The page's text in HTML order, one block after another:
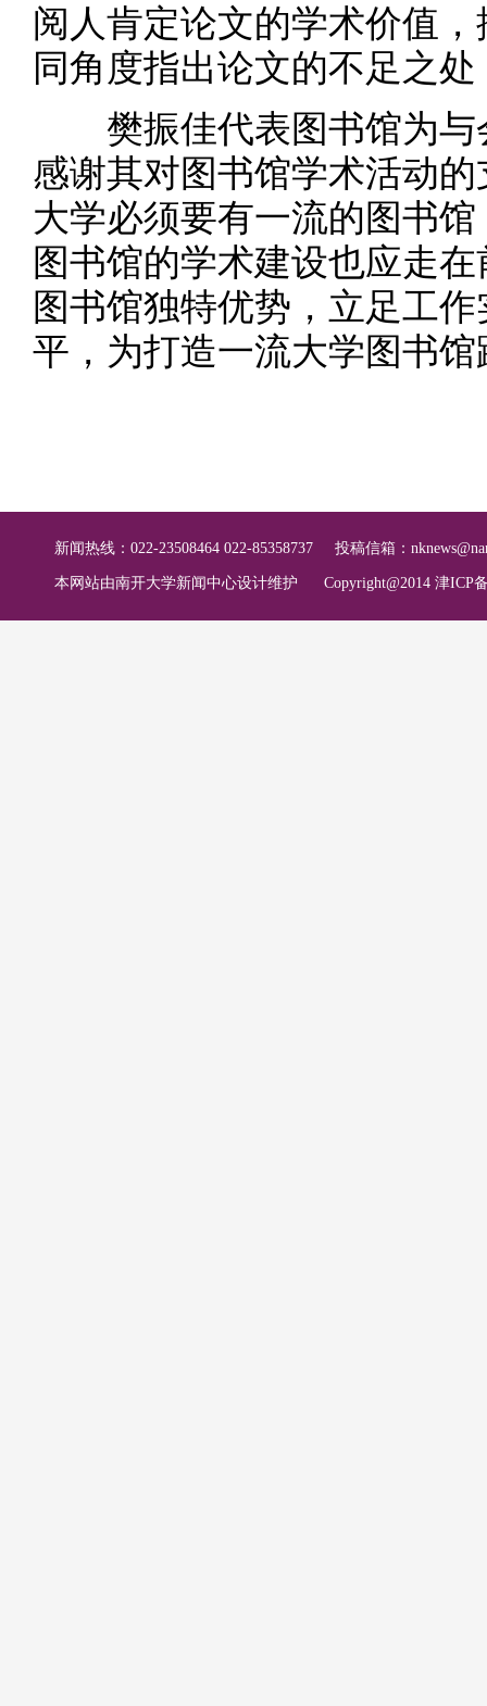
阅人肯定论文的学术价值
同角度指出论文的不足之
樊振佳代表图书馆为与
感谢其对图书馆学术活动
大学必须要有一流的图书
图书馆的学术建设也应走
图书馆独特优势，立足工
平，为打造一流大学图书
新闻热线：022-23508464 022-85358737 投稿信箱：
本网站由南开大学新闻中心设计维护 Copyright@2014 津ICP